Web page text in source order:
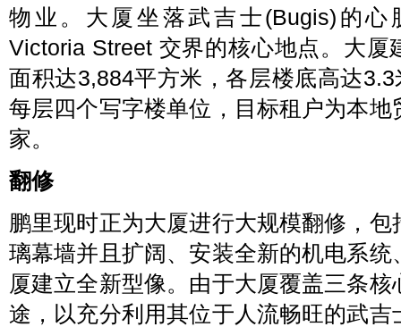
物业。大厦坐落武吉士(Bugis)的心
Victoria Street 交界的核心地点。大
面积达3,884平方米，各层楼底高达
每层四个写字楼单位，目标租户为本
家。
翻修
鹏里现时正为大厦进行大规模翻修，
璃幕墙并且扩阔、安装全新的机电系
厦建立全新型像。由于大厦覆盖三条
途，以充分利用其位于人流畅旺的武